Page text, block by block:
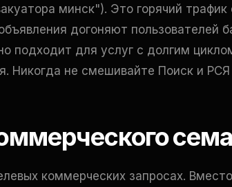
минск"). Это горячий
догоняют пользователей
подходит для услуг с долгим
Никогда не смешивайте Поиск и
коммерческих запросах.